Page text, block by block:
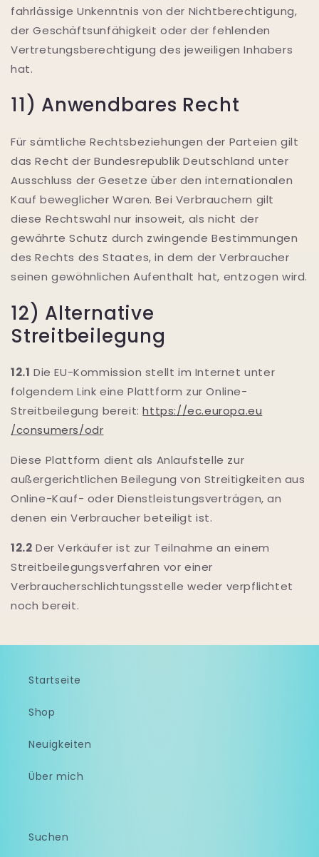
fahrlässige Unkenntnis von der Nichtberechtigung,
der Geschäftsunfähigkeit oder der fehlenden
Vertretungsberechtigung des jeweiligen Inhabers
hat.
11) Anwendbares Recht
Für sämtliche Rechtsbeziehungen der Parteien gilt
das Recht der Bundesrepublik Deutschland unter
Ausschluss der Gesetze über den internationalen
Kauf beweglicher Waren. Bei Verbrauchern gilt
diese Rechtswahl nur insoweit, als nicht der
gewährte Schutz durch zwingende Bestimmungen
des Rechts des Staates, in dem der Verbraucher
seinen gewöhnlichen Aufenthalt hat, entzogen wird.
12) Alternative
Streitbeilegung
12.1 Die EU-Kommission stellt im Internet unter
folgendem Link eine Plattform zur Online-
Streitbeilegung bereit: https://ec.europa.eu
/consumers/odr
Diese Plattform dient als Anlaufstelle zur
außergerichtlichen Beilegung von Streitigkeiten aus
Online-Kauf- oder Dienstleistungsverträgen, an
denen ein Verbraucher beteiligt ist.
12.2 Der Verkäufer ist zur Teilnahme an einem
Streitbeilegungsverfahren vor einer
Verbraucherschlichtungsstelle weder verpflichtet
noch bereit.
Startseite
Shop
Neuigkeiten
Über mich
Suchen